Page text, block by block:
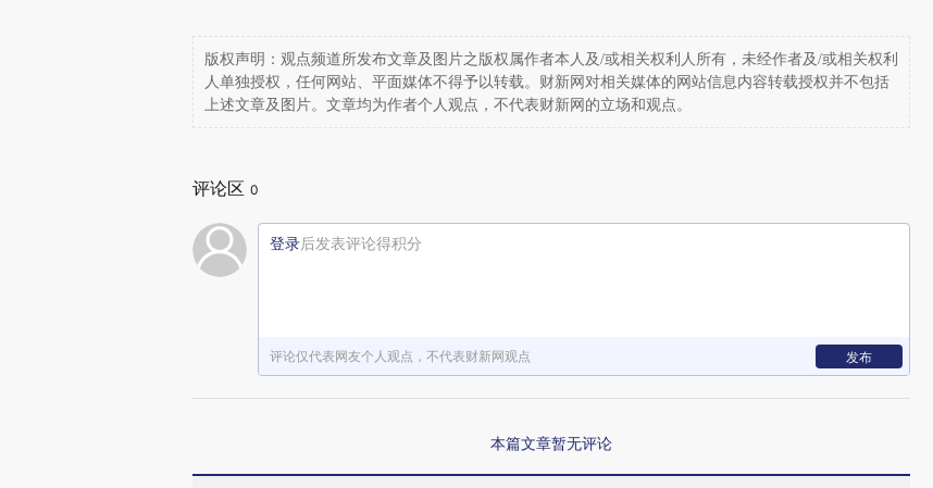
版权声明：观点频道所发布文章及图片之版权属作者本人及/或相关权利人所有，未经作者及/或相关权利
人单独授权，任何网站、平面媒体不得予以转载。财新网对相关媒体的网站信息内容转载授权并不包括
上述文章及图片。文章均为作者个人观点，不代表财新网的立场和观点。
评论区 0
登录后发表评论得积分
评论仅代表网友个人观点，不代表财新网观点 发布
本篇文章暂无评论